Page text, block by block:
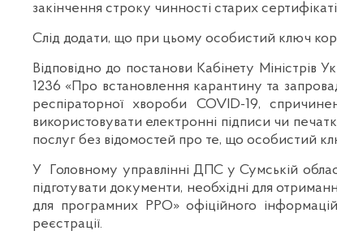
закінчення строку чинності старих
Слід додати, що при цьому особистий ключ
Відповідно до постанови Кабінету Міністрів
1236 «Про встановлення карантину та
респіраторної хвороби COVID-19,
використовувати електронні підписи чи
послуг без відомостей про те, що особистий
У Головному управлінні ДПС у Сумській
підготувати документи, необхідні для
для програмних РРО» офіційного
реєстрації.